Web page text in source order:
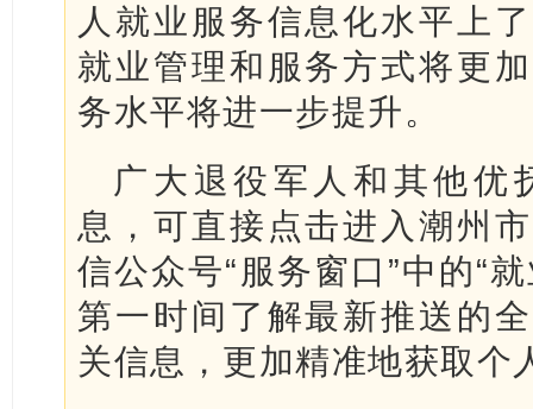
人就业服务信息化水平上
就业管理和服务方式将更
务水平将进一步提升。
广大退役军人和其他优
息，可直接点击进入潮州
信公众号“服务窗口”中的“
第一时间了解最新推送的
关信息，更加精准地获取个